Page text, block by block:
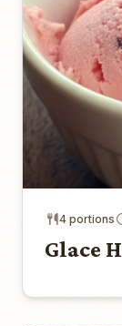
4 portions
Glace